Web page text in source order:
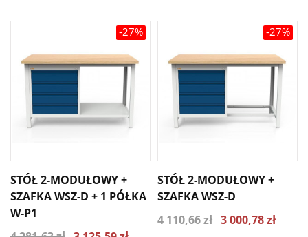
-27%
STÓŁ 2-MODUŁOWY +
SZAFKA WSZ-D + 1 PÓŁKA
W-P1
-27%
STÓŁ 2-MODUŁOWY +
SZAFKA WSZ-D
4 110,66 zł 3 000,78 zł